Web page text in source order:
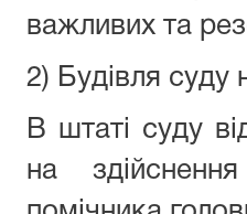
важливих та
2) Будівля суду
В штаті суду
на